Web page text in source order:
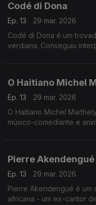
Codé di Dona
Ep. 13
29 mar. 2026
Codé di Dona é um
verdiana. Conseguiu
O Haitiano Michel
Ep. 13
29 mar. 2026
O Haitiano Michel
músico-comediante e
Pierre Akendengué
Ep. 13
29 mar. 2026
Pierre Akendengué é um
africana - um ex-cantor